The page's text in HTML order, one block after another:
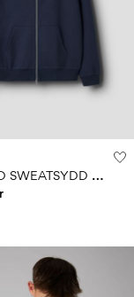
B
ORSTAD SWEATSYDD HOODIE MED BLIXTLÅS